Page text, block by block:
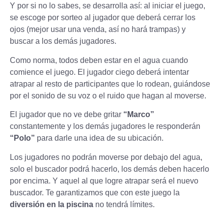
Y por si no lo sabes, se desarrolla así: al iniciar el juego,
se escoge por sorteo al jugador que deberá cerrar los
ojos (mejor usar una venda, así no hará trampas) y
buscar a los demás jugadores.
Como norma, todos deben estar en el agua cuando
comience el juego. El jugador ciego deberá intentar
atrapar al resto de participantes que lo rodean, guiándose
por el sonido de su voz o el ruido que hagan al moverse.
El jugador que no ve debe gritar “Marco”
constantemente y los demás jugadores le responderán
“Polo” para darle una idea de su ubicación.
Los jugadores no podrán moverse por debajo del agua,
solo el buscador podrá hacerlo, los demás deben hacerlo
por encima. Y aquel al que logre atrapar será el nuevo
buscador. Te garantizamos que con este juego la
diversión en la piscina no tendrá límites.